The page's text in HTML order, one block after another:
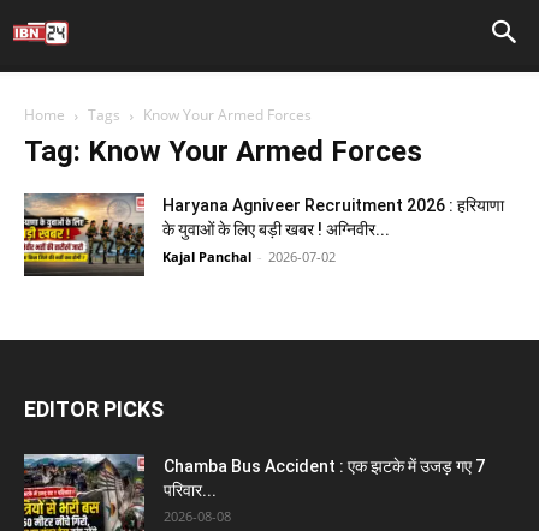
Home Tags Know Your Armed Forces
Tag: Know Your Armed Forces
Haryana Agniveer Recruitment 2026 : हरियाणा
के युवाओं के लिए बड़ी खबर ! अग्निवीर...
Kajal Panchal - 2026-07-02
EDITOR PICKS
Chamba Bus Accident : एक झटके में उजड़ गए 7
परिवार...
2026-08-08